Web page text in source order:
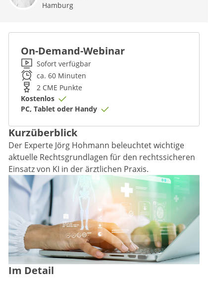
Hamburg
On-Demand-Webinar
Sofort verfügbar
ca. 60 Minuten
2 CME Punkte
Kostenlos
PC, Tablet oder Handy
Kurzüberblick
Der Experte Jörg Hohmann beleuchtet wichtige
aktuelle Rechtsgrundlagen für den rechtssicheren
Einsatz von KI in der ärztlichen Praxis.
Im Detail